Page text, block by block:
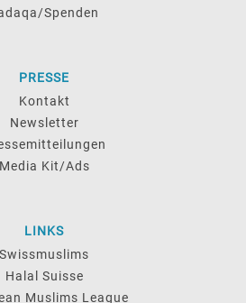
Spenden
PRESSE
Kontakt
Newsletter
Media Kit/Ads
LINKS
Swissmuslims
Halal Suisse
Muslims League